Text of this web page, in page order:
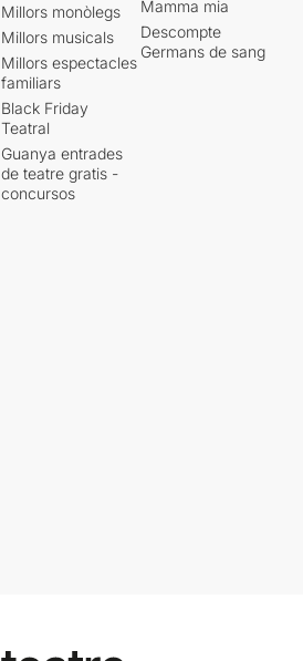
Millors monòlegs
Millors musicals
Millors espectacles
familiars
Black Friday
Teatral
Guanya entrades
de teatre gratis -
concursos
Mamma mia
Descompte
Germans de sang